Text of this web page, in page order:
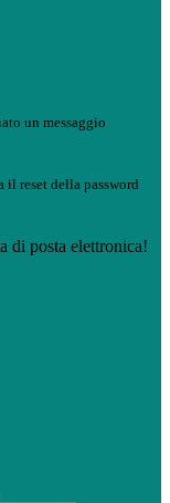
un messaggio
il reset della password
di posta elettronica!